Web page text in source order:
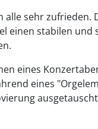
sehr zufrieden.
einen stabilen und
eines
eines